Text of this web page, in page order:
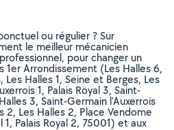
ou régulier ? Sur
le meilleur mécanicien
pour changer un
1er Arrondissement (Les Halles 6,
Les Halles 1, Seine et Berges, Les
1, Palais Royal 3, Saint-
3, Saint-Germain l'Auxerrois
2, Les Halles 2, Place Vendome
1, Palais Royal 2, 75001) et aux